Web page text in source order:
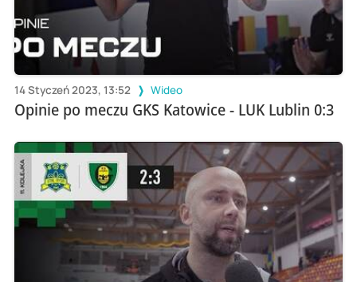
14 Styczeń 2023, 13:52 Wideo
Opinie po meczu GKS Katowice - LUK Lublin 0:3